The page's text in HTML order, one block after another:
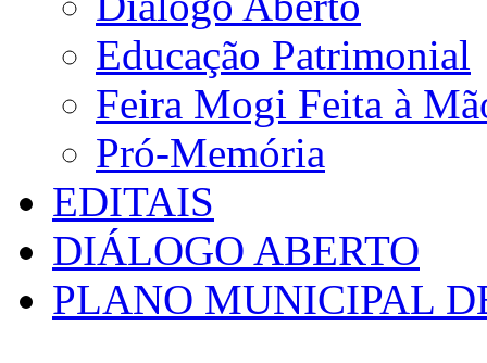
Educação Patrimonial
Feira Mogi Feita à
Pró-Memória
EDITAIS
DIÁLOGO ABERTO
PLANO MUNICIPAL